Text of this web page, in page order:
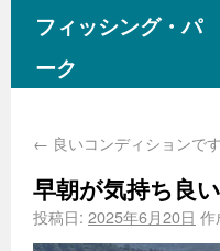
フィッシング・パ
ーク
← 良いコンディションです
早朝が気持ち良
投稿日: 2025年6月20日 作